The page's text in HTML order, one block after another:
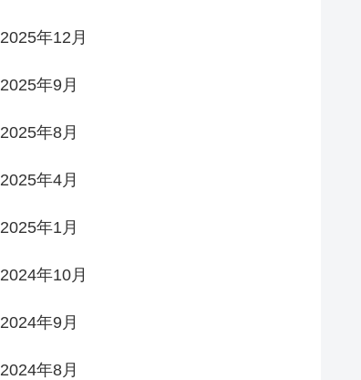
2025年12月
2025年9月
2025年8月
2025年4月
2025年1月
2024年10月
2024年9月
2024年8月